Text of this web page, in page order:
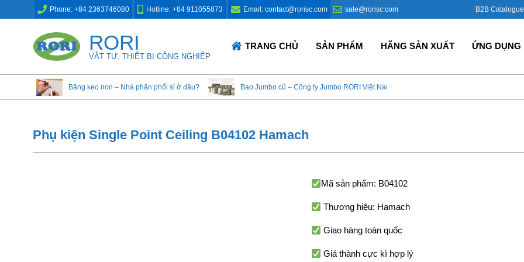
to
Phone: +84 2363746080 Hotline: +84 911055873 Email: contact@rorisc.com sale@rorisc.com B2B Catalogue
RORI
VẬT TƯ, THIẾT BỊ CÔNG NGHIỆP
Primary
TRANG CHỦ SẢN PHẨM HÃNG SẢN XUẤT ỨNG DỤNG
Băng keo non – Nhà phân phối sỉ ở đâu? Bao Jumbo cũ – Công ty Jumbo RORI Việt Nam? Bao Jumbo giá rẻ – Giải
Phụ kiện Single Point Ceiling B04102 Hamach
Mã sản phẩm: B04102
Thương hiệu: Hamach
Giao hàng toàn quốc
Giá thành cực kì hợp lý